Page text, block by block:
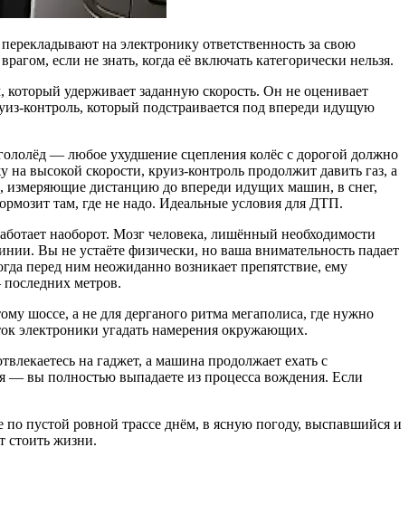
на электронику ответственность за свою
если не знать, когда её включать категорически нельзя.
удерживает заданную скорость. Он не оценивает
контроль, который подстраивается под впереди идущую
— любое ухудшение сцепления колёс с дорогой должно
высокой скорости, круиз-контроль продолжит давить газ, а
измеряющие дистанцию до впереди идущих машин, в снег,
там, где не надо. Идеальные условия для ДТП.
наоборот. Мозг человека, лишённый необходимости
Вы не устаёте физически, но ваша внимательность падает
перед ним неожиданно возникает препятствие, ему
метров.
шоссе, а не для дерганого ритма мегаполиса, где нужно
электроники угадать намерения окружающих.
на гаджет, а машина продолжает ехать с
— вы полностью выпадаете из процесса вождения. Если
пустой ровной трассе днём, в ясную погоду, выспавшийся и
стоить жизни.